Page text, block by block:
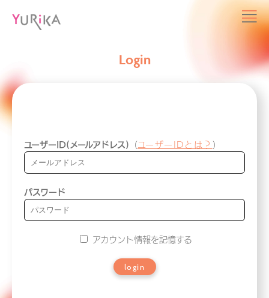
Login
ユーザーID(メールアドレス) （ ユーザーIDとは？ ）
パスワード
アカウント情報を記憶する
login